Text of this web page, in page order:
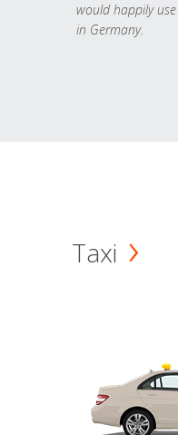
would happily
in Germany.
Taxi